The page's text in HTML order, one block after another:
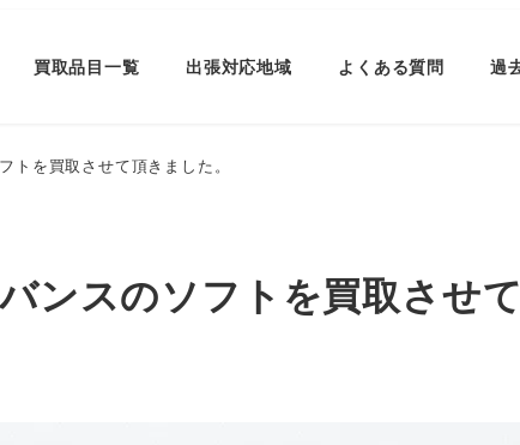
買取品目一覧 出張対応地域 よくある質問 過
トを買取させて頂きました。
ンスのソフトを買取させて